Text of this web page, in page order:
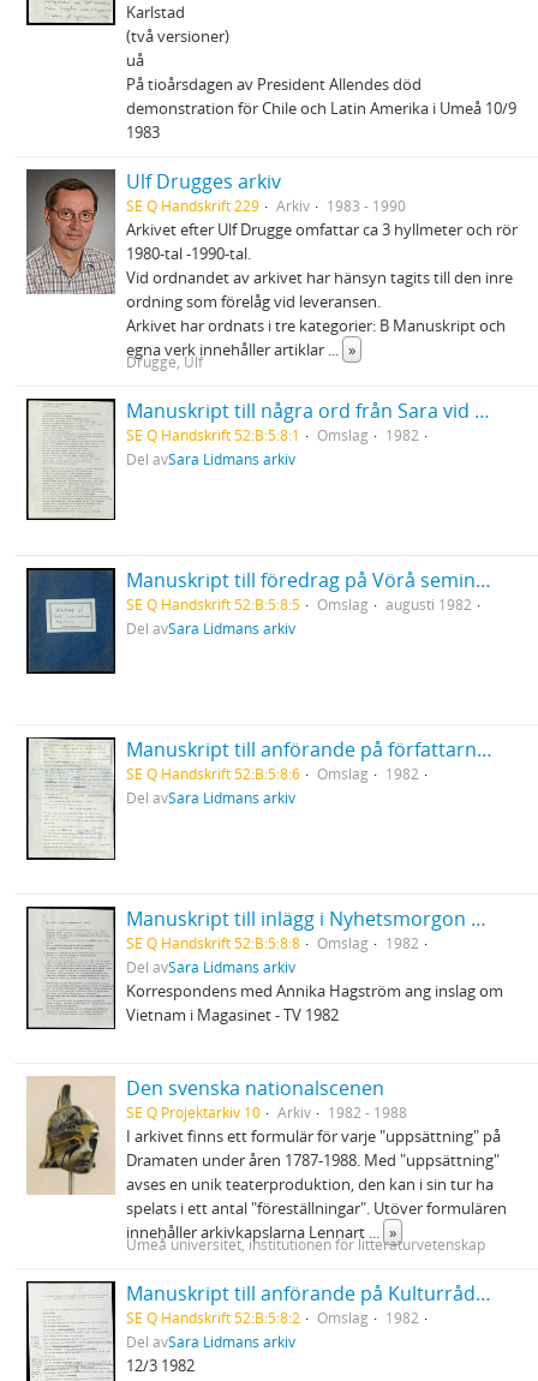
Karlstad
(två versioner)
uå
På tioårsdagen av President Allendes död
demonstration för Chile och Latin Amerika i Umeå 10/9
1983
Ulf Drugges arkiv
SE Q Handskrift 229 Arkiv 1983 - 1990
Arkivet efter Ulf Drugge omfattar ca 3 hyllmeter och rör
1980-tal -1990-tal.
Vid ordnandet av arkivet har hänsyn tagits till den inre
ordning som förelåg vid leveransen.
Arkivet har ordnats i tre kategorier: B Manuskript och
egna verk innehåller artiklar ... »
Drugge, Ulf
Manuskript till några ord från Sara vid Birgit Ståhl-Nybergs jordfästning
SE Q Handskrift 52:B:5:8:1 Omslag
1982
Del avSara Lidmans arkiv
Manuskript till föredrag på Vörå seminarium
SE Q Handskrift 52:B:5:8:5 Omslag
augusti 1982
Del avSara Lidmans arkiv
Manuskript till anförande på författarnas attack i Luleå och Skellefteå 27-28/10 1982
SE Q Handskrift 52:B:5:8:6 Omslag
1982
Del avSara Lidmans arkiv
Manuskript till inlägg i Nyhetsmorgon P1 8/12 1982
SE Q Handskrift 52:B:5:8:8 Omslag
1982
Del avSara Lidmans arkiv
Korrespondens med Annika Hagström ang inslag om
Vietnam i Magasinet - TV 1982
Den svenska nationalscenen
SE Q Projektarkiv 10 Arkiv 1982 - 1988
I arkivet finns ett formulär för varje "uppsättning" på
Dramaten under åren 1787-1988. Med "uppsättning"
avses en unik teaterproduktion, den kan i sin tur ha
spelats i ett antal "föreställningar". Utöver formulären
innehåller arkivkapslarna Lennart ... »
Umeå universitet, institutionen för litteraturvetenskap
Manuskript till anförande på Kulturrådets och skolöverstyrelsens konferens om svenskämnets ställning i skolan
SE Q Handskrift 52:B:5:8:2 Omslag
1982
Del avSara Lidmans arkiv
12/3 1982